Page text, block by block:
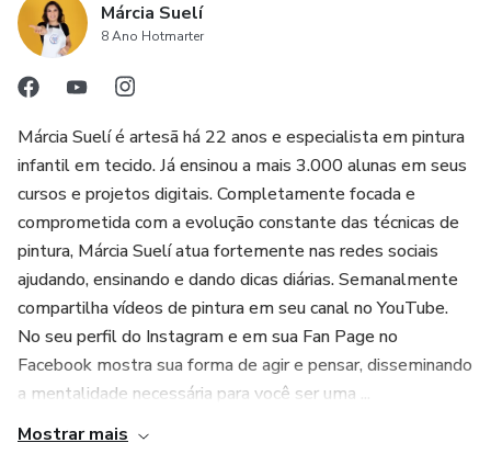
Márcia Suelí
8 Ano Hotmarter
Márcia Suelí é artesã há 22 anos e especialista em pintura
infantil em tecido. Já ensinou a mais 3.000 alunas em seus
cursos e projetos digitais. Completamente focada e
comprometida com a evolução constante das técnicas de
pintura, Márcia Suelí atua fortemente nas redes sociais
ajudando, ensinando e dando dicas diárias. Semanalmente
compartilha vídeos​ de pintura em seu canal no YouTube.
No seu perfil do Instagram e em sua Fan Page no
Facebook mostra sua forma de agir e pensar, disseminando
a mentalidade necessária para você ser uma ...
Mostrar mais